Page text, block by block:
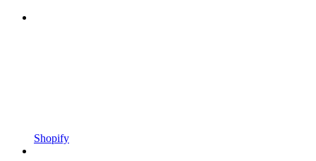
Shopify